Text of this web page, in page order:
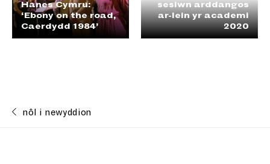
Hanes Cymru:
‘Ebony on the road,
Caerdydd 1984’
sesiwn arddangos
ar-lein yr academi
2020
nôl i newyddion